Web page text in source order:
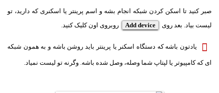
صبر کنید تا اسکن کردن شبکه انجام بشه و اسم پرینتر یا اسکنری که دارید، تو
لیست بیاد. بعد روی
Add device روبروی اون کلیک کنید.
یادتون باشه که دستگاه اسکنر یا پرینتر باید روشن باشه و به همون شبکه
ای که کامپیوتر یا لپتاپ شما وصله، وصل شده باشه. وگرنه تو لیست نمیاد.